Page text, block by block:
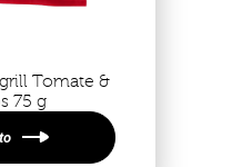
Tomate &
75 g